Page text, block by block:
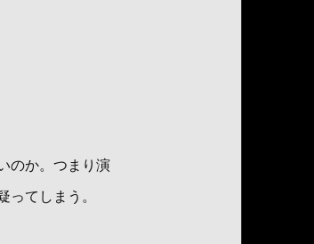
のか。つまり演
てしまう。